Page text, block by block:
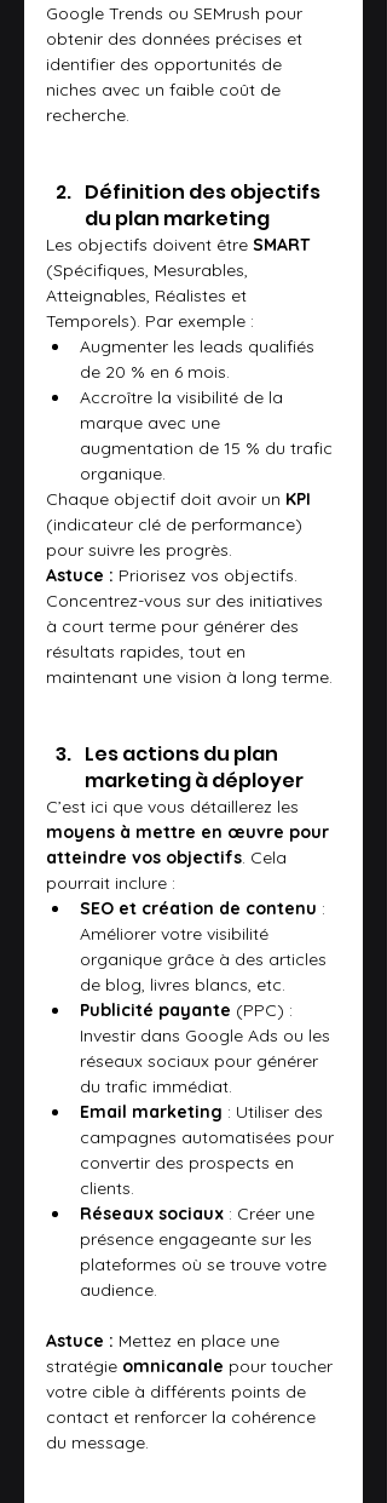
Google Trends ou SEMrush pour
obtenir des données précises et
identifier des opportunités de
niches avec un faible coût de
recherche.
Définition des objectifs
du plan marketing
Les objectifs doivent être SMART
(Spécifiques, Mesurables,
Atteignables, Réalistes et
Temporels). Par exemple :
Augmenter les leads qualifiés
de 20 % en 6 mois.
Accroître la visibilité de la
marque avec une
augmentation de 15 % du trafic
organique.
Chaque objectif doit avoir un KPI
(indicateur clé de performance)
pour suivre les progrès.
Astuce : Priorisez vos objectifs.
Concentrez-vous sur des initiatives
à court terme pour générer des
résultats rapides, tout en
maintenant une vision à long terme.
Les actions du plan
marketing à déployer
C’est ici que vous détaillerez les
moyens à mettre en œuvre pour
atteindre vos objectifs. Cela
pourrait inclure :
SEO et création de contenu :
Améliorer votre visibilité
organique grâce à des articles
de blog, livres blancs, etc.
Publicité payante (PPC) :
Investir dans Google Ads ou les
réseaux sociaux pour générer
du trafic immédiat.
Email marketing : Utiliser des
campagnes automatisées pour
convertir des prospects en
clients.
Réseaux sociaux : Créer une
présence engageante sur les
plateformes où se trouve votre
audience.
Astuce : Mettez en place une
stratégie omnicanale pour toucher
votre cible à différents points de
contact et renforcer la cohérence
du message.